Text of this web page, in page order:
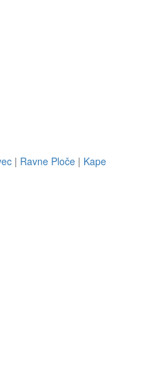
| Ravne Ploče | Kape